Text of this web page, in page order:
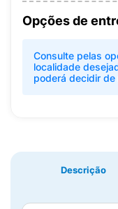
Opções de
Consulte pelas
localidade
poderá decidir de
Descrição